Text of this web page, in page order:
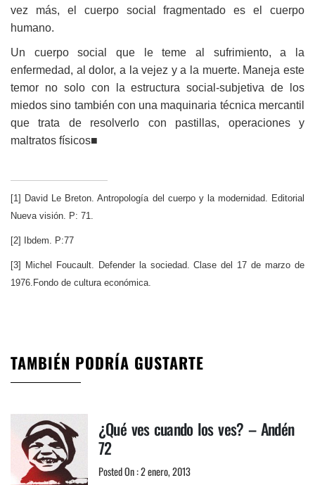
vez más, el cuerpo social fragmentado es el cuerpo
humano.
Un cuerpo social que le teme al sufrimiento, a la
enfermedad, al dolor, a la vejez y a la muerte. Maneja este
temor no solo con la estructura social-subjetiva de los
miedos sino también con una maquinaria técnica mercantil
que trata de resolverlo con pastillas, operaciones y
maltratos físicos■
[1] David Le Breton. Antropología del cuerpo y la modernidad. Editorial
Nueva visión. P: 71.
[2] Ibdem. P:77
[3] Michel Foucault. Defender la sociedad. Clase del 17 de marzo de
1976.Fondo de cultura económica.
TAMBIÉN PODRÍA GUSTARTE
¿Qué ves cuando los ves? – Andén
72
Posted On : 2 enero, 2013